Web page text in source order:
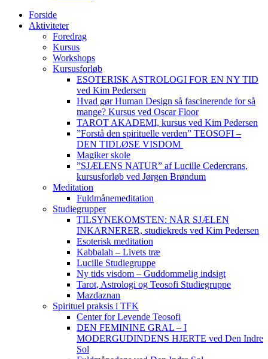
Forside
Aktiviteter
Foredrag
Kursus
Workshops
Kursusforløb
ESOTERISK ASTROLOGI FOR EN NY TID
ved Kim Pedersen
Hvad gør Human Design så fascinerende for så
mange? Kursus ved Oscar Floor
TAROT AKADEMI, kursus ved Kim Pedersen
”Forstå den spirituelle verden” TEOSOFI –
DEN TIDLØSE VISDOM
Magiker skole
”SJÆLENS NATUR” af Lucille Cedercrans,
kursusforløb ved Jørgen Brøndum
Meditation
Fuldmånemeditation
Studiegrupper
TILSYNEKOMSTEN: NÅR SJÆLEN
INKARNERER, studiekreds ved Kim Pedersen
Esoterisk meditation
Kabbalah – Livets træ
Lucille Studiegruppe
Ny tids visdom – Guddommelig indsigt
Tarot, Astrologi og Teosofi Studiegruppe
Mazdaznan
Spirituel praksis i TFK
Center for Levende Teosofi
DEN FEMININE GRAL – I
MODERGUDINDENS HJERTE ved Den Indre
Sol